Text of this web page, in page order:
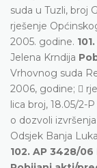
suda u Tuzli, broj
rješenje
2005. godine.
Jelena Krndija
Vrhovnog suda
2006, godine; 
lica broj, 18.05/2-
o dozvoli
Odsjek Banja
102. AP 3428/06